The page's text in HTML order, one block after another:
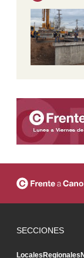
SECCIONES
LocalesRegionales